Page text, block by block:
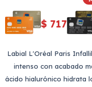
$ 717
Labial L'Oréal Paris
intenso con acabado
ácido hialurónico hidrata